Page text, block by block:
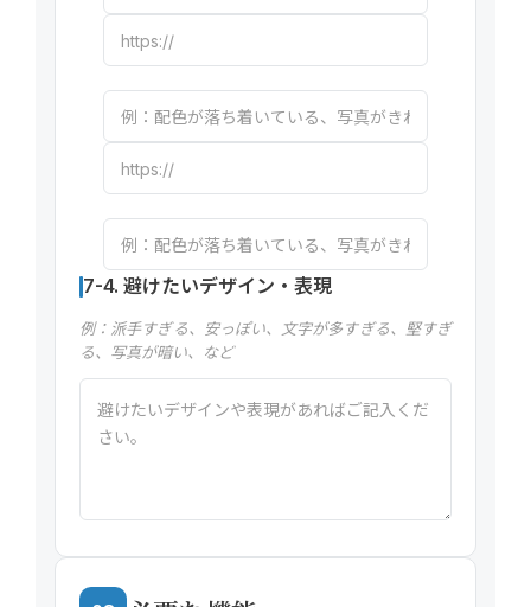
7-4. 避けたいデザイン・表現
例：派手すぎる、安っぽい、文字が多すぎる、堅すぎ
る、写真が暗い、など